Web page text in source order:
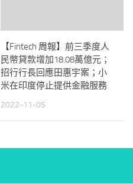
【Fintech 周報】前三季度人
民幣貸款增加18.08萬億元；
招行行長回應田惠宇案；小
米在印度停止提供金融服務
2022-11-05